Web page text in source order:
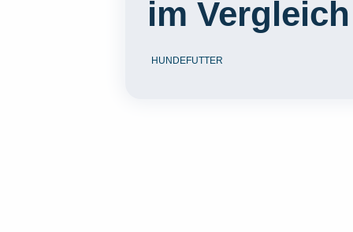
im Vergleich
HUNDEFUTTER